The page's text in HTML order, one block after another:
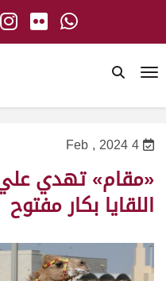
4 Feb , 2024
«مقام» تهدي
اللقايا بكار مفتوح